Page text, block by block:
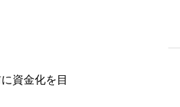
資金化を目